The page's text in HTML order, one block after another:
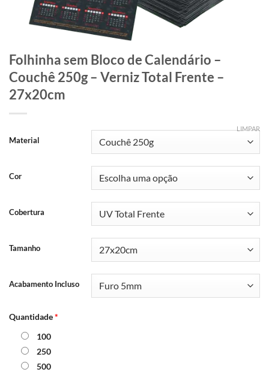
Folhinha sem Bloco de Calendário –
Couchê 250g – Verniz Total Frente –
27x20cm
Material
Cor
Cobertura
Tamanho
Acabamento Incluso
LIMPAR
Quantidade*
100
250
500